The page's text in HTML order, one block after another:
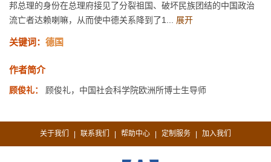
邦总理的身份在总理府接见了分裂祖国、破坏民族团结的中国政治
流亡者达赖喇嘛，从而使中德关系降到了1... 展开
关键词： 德国
作者简介
顾俊礼： 顾俊礼，中国社会科学院欧洲所博士生导师
关于我们 | 联系我们 | 帮助中心 | 定制服务 | 加入我们